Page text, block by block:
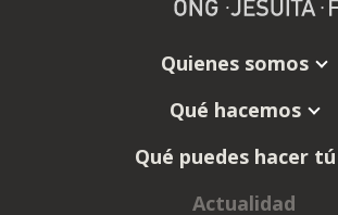
Quienes somos
Qué hacemos
Qué puedes hacer tú
Actualidad